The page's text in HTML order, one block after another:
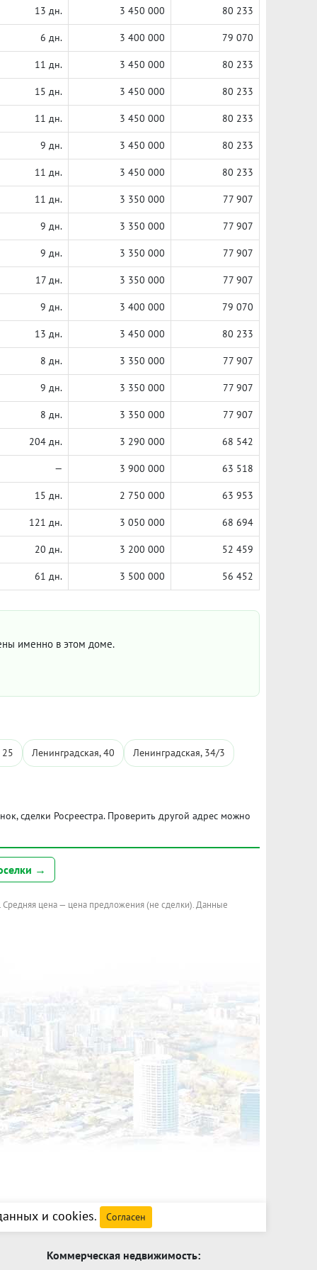
13 дн. 3 450 000 80 233
6 дн. 3 400 000 79 070
11 дн. 3 450 000 80 233
15 дн. 3 450 000 80 233
11 дн. 3 450 000 80 233
9 дн. 3 450 000 80 233
11 дн. 3 450 000 80 233
11 дн. 3 350 000 77 907
9 дн. 3 350 000 77 907
9 дн. 3 350 000 77 907
17 дн. 3 350 000 77 907
9 дн. 3 400 000 79 070
13 дн. 3 450 000 80 233
8 дн. 3 350 000 77 907
9 дн. 3 350 000 77 907
8 дн. 3 350 000 77 907
204 дн. 3 290 000 68 542
— 3 900 000 63 518
15 дн. 2 750 000 63 953
121 дн. 3 050 000 68 694
20 дн. 3 200 000 52 459
61 дн. 3 500 000 56 452
именно в этом доме.
25 Ленинградская, 40 Ленинградская, 34/3
сделки Росреестра. Проверить другой адрес можно
→
цена — цена предложения (не сделки). Данные
и cookies. Согласен
Коммерческая недвижимость: